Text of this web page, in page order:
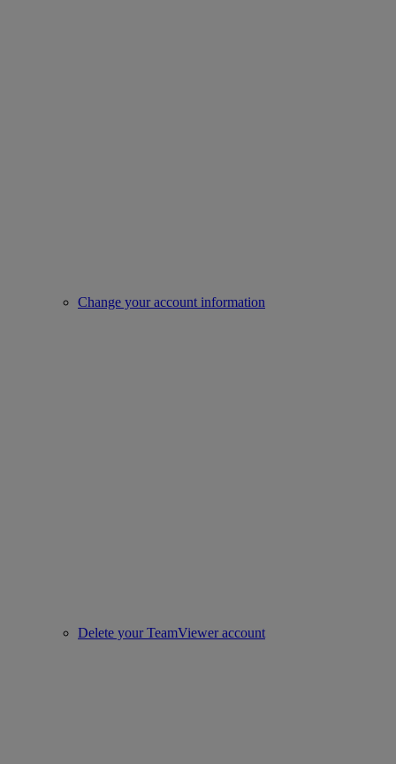
Change your account information
Delete your TeamViewer account